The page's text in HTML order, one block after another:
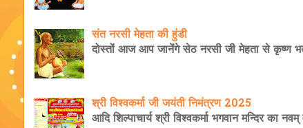
संत नरसी मेहता की हुंडी
दोस्तों आज आप जानेंगे सेठ नरसी जी मेहता से कृष्ण
श्री विश्वकर्मा जी जयंती निमंत्रण 2025
आदि शिल्पाचार्य श्री विश्वकर्मा भगवान मन्दिर का